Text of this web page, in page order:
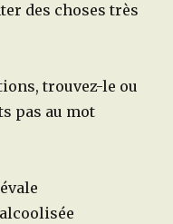
des choses très
trouvez-le ou
pas au mot